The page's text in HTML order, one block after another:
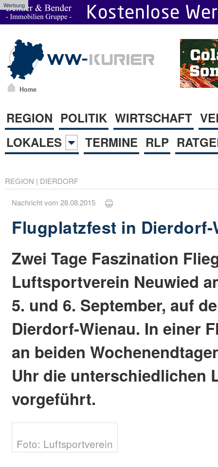
Werbung
Home
REGION POLITIK WIRTSCHAFT
LOKALES
TERMINE RLP
REGION | DIERDORF
Nachricht vom 28.08.2015
Flugplatzfest in Dierdorf-
Zwei Tage Faszination
Luftsportverein Neuwied
5. und 6. September, auf
Dierdorf-Wienau. In einer
an beiden
Uhr die unterschiedlichen
vorgeführt.
Foto: Luftsportverein